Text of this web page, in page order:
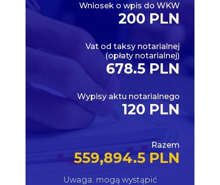
Wniosek o wpis do WKW
200 PLN
Vat od taksy notarialnej
(opłaty notarialnej)
678.5 PLN
Wypisy aktu notarialnego
120 PLN
Razem
559,894.5 PLN
Uwaga: mogą wystąpić